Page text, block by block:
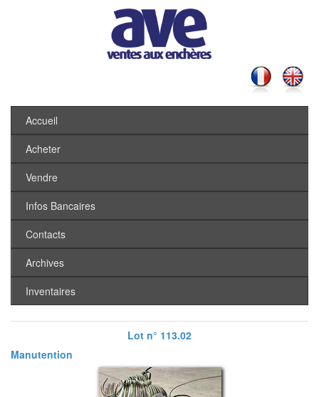
Accueil
Acheter
Vendre
Infos Bancaires
Contacts
Archives
Inventaires
Lot n° 113.02
Manutention